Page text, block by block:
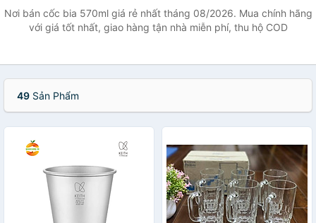
Nơi bán cốc bia 570ml giá rẻ nhất tháng 08/2026. Mua chính hãng
với giá tốt nhất, giao hàng tận nhà miễn phí, thu hộ COD
49 Sản Phẩm